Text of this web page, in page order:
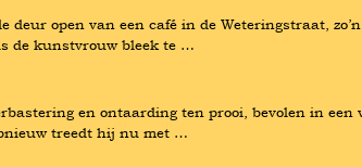
open van een café in de Weteringstraat,
de kunstvrouw bleek te …
en ontaarding ten prooi, bevolen in een
treedt hij nu met …